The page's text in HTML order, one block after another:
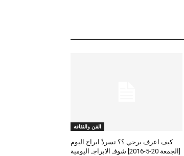
الفن والثقافة
كيف اعرف برجي ؟؟ نسردْ ابراج اليوم
[الجمعة 20-5-2016] شوفـ الابراجـ اليومية